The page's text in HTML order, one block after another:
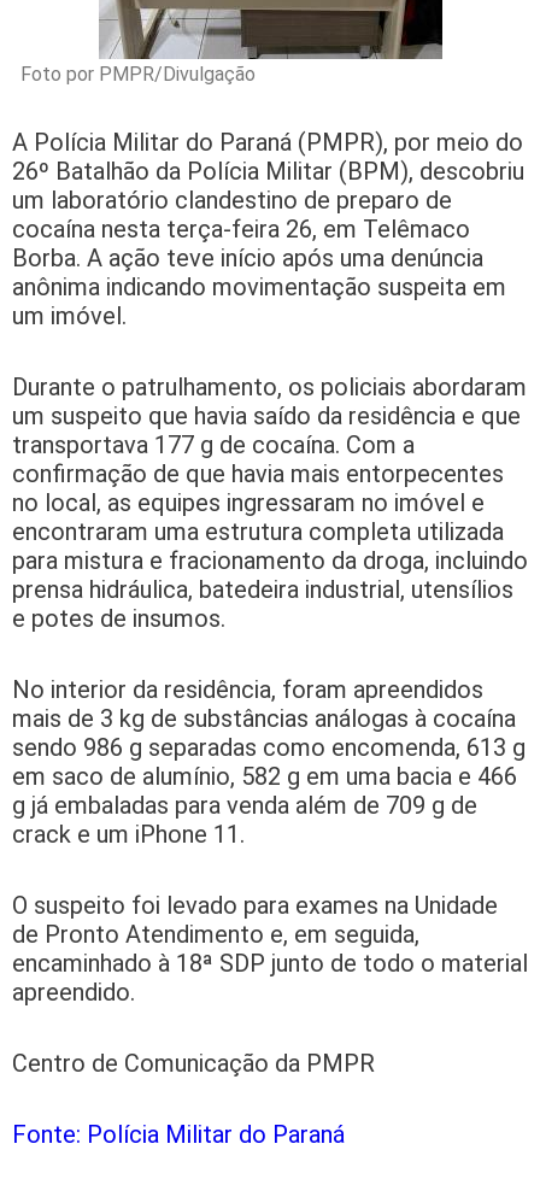
Foto por PMPR/Divulgação
A Polícia Militar do Paraná (PMPR), por meio do
26º Batalhão da Polícia Militar (BPM), descobriu
um laboratório clandestino de preparo de
cocaína nesta terça-feira 26, em Telêmaco
Borba. A ação teve início após uma denúncia
anônima indicando movimentação suspeita em
um imóvel.
Durante o patrulhamento, os policiais abordaram
um suspeito que havia saído da residência e que
transportava 177 g de cocaína. Com a
confirmação de que havia mais entorpecentes
no local, as equipes ingressaram no imóvel e
encontraram uma estrutura completa utilizada
para mistura e fracionamento da droga, incluindo
prensa hidráulica, batedeira industrial, utensílios
e potes de insumos.
No interior da residência, foram apreendidos
mais de 3 kg de substâncias análogas à cocaína
sendo 986 g separadas como encomenda, 613 g
em saco de alumínio, 582 g em uma bacia e 466
g já embaladas para venda além de 709 g de
crack e um iPhone 11.
O suspeito foi levado para exames na Unidade
de Pronto Atendimento e, em seguida,
encaminhado à 18ª SDP junto de todo o material
apreendido.
Centro de Comunicação da PMPR
Fonte: Polícia Militar do Paraná